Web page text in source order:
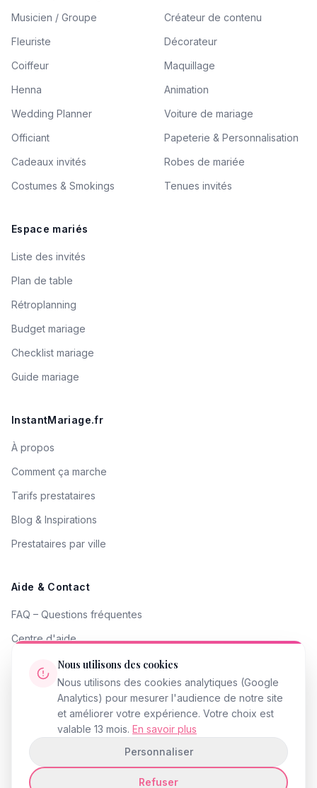
Musicien / Groupe
Créateur de contenu
Fleuriste
Décorateur
Coiffeur
Maquillage
Henna
Animation
Wedding Planner
Voiture de mariage
Officiant
Papeterie & Personnalisation
Cadeaux invités
Robes de mariée
Costumes & Smokings
Tenues invités
Espace mariés
Liste des invités
Plan de table
Rétroplanning
Budget mariage
Checklist mariage
Guide mariage
InstantMariage.fr
À propos
Comment ça marche
Tarifs prestataires
Blog & Inspirations
Prestataires par ville
Aide & Contact
FAQ – Questions fréquentes
Centre d'aide
Contacter le support
Signaler un problème
Devenir partenaire
© 2026 InstantMariage.fr · Tous droits réservés
Nous utilisons des cookies
Nous utilisons des cookies analytiques (Google
Analytics) pour mesurer l'audience de notre site
et améliorer votre expérience. Votre choix est
valable 13 mois. En savoir plus
Personnaliser
Refuser